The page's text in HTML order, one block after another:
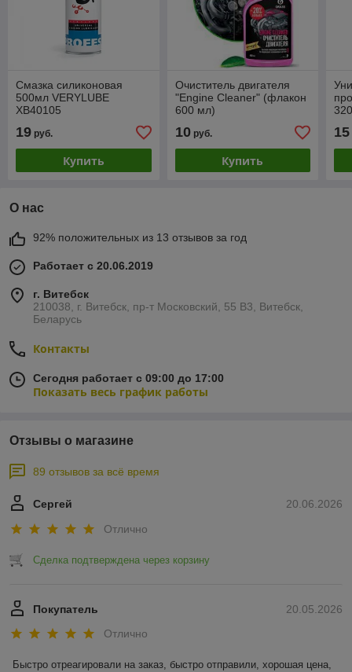
Смазка силиконовая
500мл VERYLUBE
XB40105
19 руб.
Купить
Очиститель двигателя
"Engine Cleaner" (флакон
600 мл)
10руб.
Купить
15
О нас
92% положительных из 13 отзывов за год
Работает с 20.06.2019
г. Витебск
210038, г. Витебск, пр-т Московский, 55 B3, Витебск,
Беларусь
Контакты
Сегодня работает с 09:00 до 17:00
Показать весь график работы
Отзывы о магазине
89 отзывов за всё время
20.06.2026
Сергей
Отлично
Сделка подтверждена через корзину
20.05.2026
Покупатель
Отлично
Быстро отреагировали на заказ, быстро отправили, хорошая цена,